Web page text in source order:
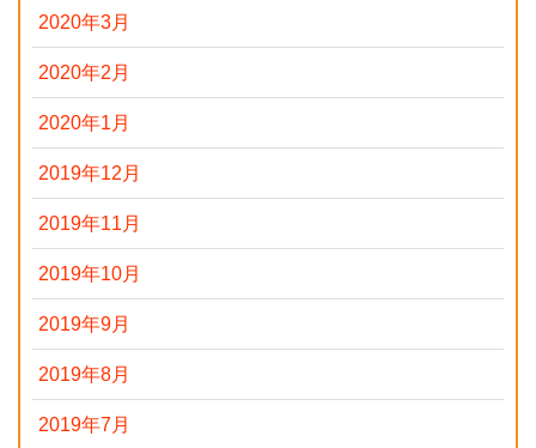
2020年3月
2020年2月
2020年1月
2019年12月
2019年11月
2019年10月
2019年9月
2019年8月
2019年7月